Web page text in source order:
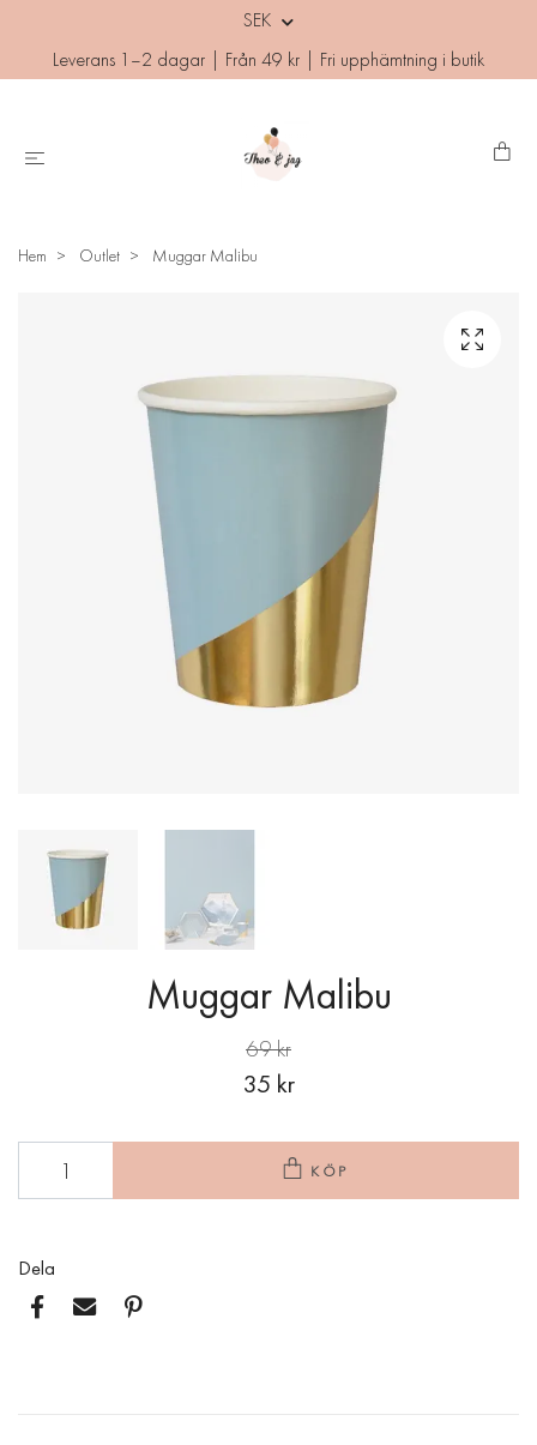
SEK
Leverans 1–2 dagar | Från 49 kr | Fri upphämtning i butik
Hem Outlet Muggar Malibu
Muggar Malibu
69 kr
35 kr
KÖP
Dela